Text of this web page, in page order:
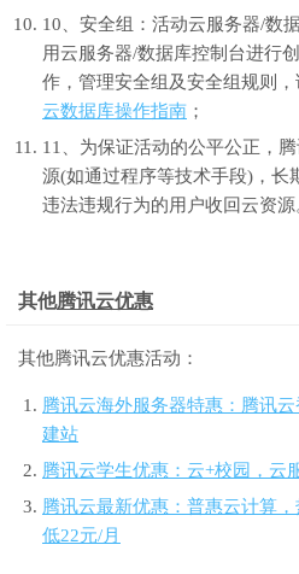
10、安全组：活动云服务器/数
用云服务器/数据库控制台进行
作，管理安全组及安全组规则，
云数据库操作指南 ；
11、为保证活动的公平公正，
源(如通过程序等技术手段)，长
违法违规行为的用户收回云资源
其他腾讯云优惠
其他腾讯云优惠活动：
腾讯云海外服务器特惠：腾讯
建站
腾讯云学生优惠：云+校园，云
腾讯云最新优惠：普惠云计算
低22元/月